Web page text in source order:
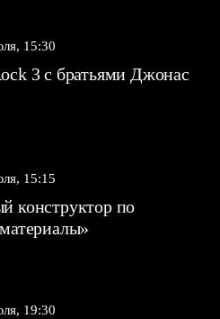
15:30
3 с братьями Джонас
15:15
конструктор по
19:30